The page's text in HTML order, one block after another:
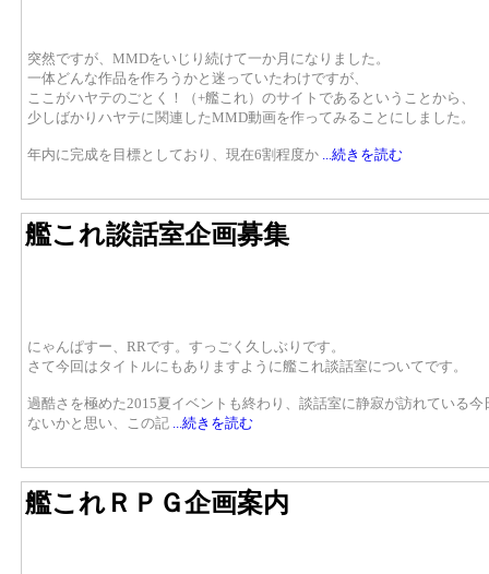
突然ですが、MMDをいじり続けて一か月になりました。
一体どんな作品を作ろうかと迷っていたわけですが、
ここがハヤテのごとく！（+艦これ）のサイトであるということから、
少しばかりハヤテに関連したMMD動画を作ってみることにしました。
年内に完成を目標としており、現在6割程度か ...続きを読む
艦これ談話室企画募集
にゃんぱすー、RRです。すっごく久しぶりです。
さて今回はタイトルにもありますように艦これ談話室についてです。
過酷さを極めた2015夏イベントも終わり、談話室に静寂が訪れている
ないかと思い、この記 ...続きを読む
艦これＲＰＧ企画案内